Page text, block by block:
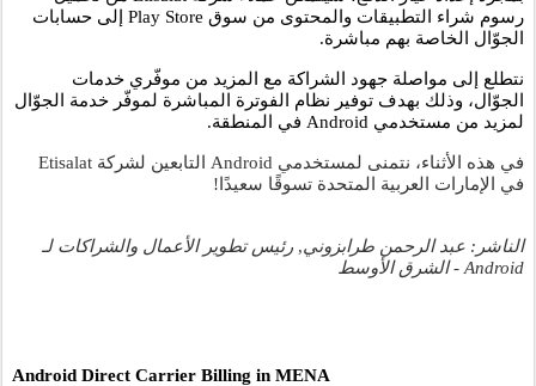
الجوّال الخاصة بهم مباشرة.
لمزيد من مستخدمي Android في المنطقة.
في الإمارات العربية المتحدة تسوقًا سعيدًا!
الناشر: عبد الرحمن طرابزوني,
Android - الشرق الأوسط
Android Direct Carrier Billing in MENA